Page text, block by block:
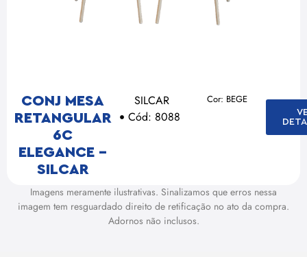
CONJ MESA
RETANGULAR
6C
ELEGANCE –
SILCAR
SILCAR
Cód: 8088
Cor: BEGE
Imagens meramente ilustrativas. Sinalizamos que erros nessa
imagem tem resguardado direito de retificação no ato da compra.
Adornos não inclusos.